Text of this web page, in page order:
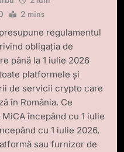
2 mins
regulamentul
obligația de
până la 1 iulie 2026
platformele și
de servicii crypto care
în România. Ce
începând cu 1 iulie
cu 1 iulie 2026,
sau furnizor de